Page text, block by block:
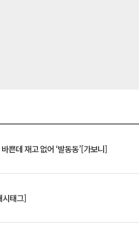
쁜데 재고 없어 ‘발동동’[가보니]
시태그]